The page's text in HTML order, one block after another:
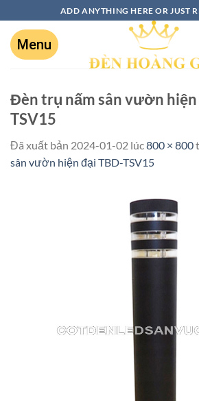
ADD ANYTHING HERE OR JUST
Đèn trụ nấm sân vườn hiện
TSV15
Đã xuất bản 2024-01-02 lúc800 × 800
sân vườn hiện đại TBD-TSV15